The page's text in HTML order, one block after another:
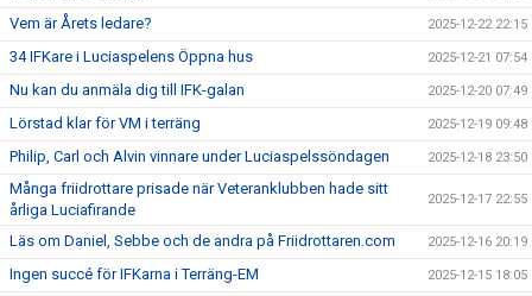
Vem är Årets ledare? 2025-12-22 22:15
34 IFKare i Luciaspelens Öppna hus 2025-12-21 07:54
Nu kan du anmäla dig till IFK-galan 2025-12-20 07:49
Lörstad klar för VM i terräng 2025-12-19 09:48
Philip, Carl och Alvin vinnare under Luciaspelssöndagen 2025-12-18 23:50
Många friidrottare prisade när Veteranklubben hade sitt
årliga Luciafirande
2025-12-17 22:55
Läs om Daniel, Sebbe och de andra på Friidrottaren.com 2025-12-16 20:19
Ingen succé för IFKarna i Terräng-EM 2025-12-15 18:05